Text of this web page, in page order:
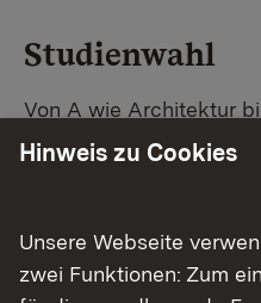
Studienwahl
Von A wie Architektur
Baden-Württemberg
Studiengangsuche
Studienplatz.
Hinweis zu Cookies
Unsere Webseite
zwei Funktionen: Zum